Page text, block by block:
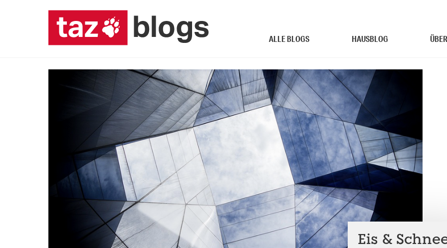
ALLE BLOGS HAUSBLOG
Eis &